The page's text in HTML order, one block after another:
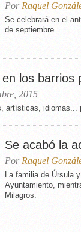
Por Raquel
Se celebrará en el
de septiembre
los barrios
2015
artísticas, idiomas...
Se acabó la
Por Raquel
La familia de Úrsula
Ayuntamiento,
Milagros.